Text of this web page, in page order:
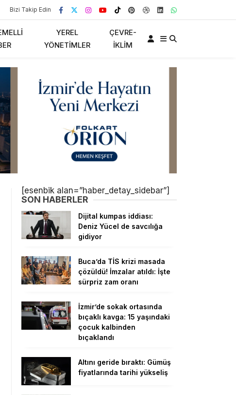
Bizi Takip Edin
YEREL
YÖNETIMLER
ÇEVRE-
İKLIM
[esenbik alan=”haber_detay_sidebar”]
SON HABERLER
Dijital kumpas iddiası:
Deniz Yücel de savcılığa
gidiyor
Buca’da TİS krizi masada
çözüldü! İmzalar atıldı: İşte
sürpriz zam oranı
İzmir’de sokak ortasında
bıçaklı kavga: 15 yaşındaki
çocuk kalbinden
bıçaklandı
Altını geride bıraktı: Gümüş
fiyatlarında tarihi yükseliş